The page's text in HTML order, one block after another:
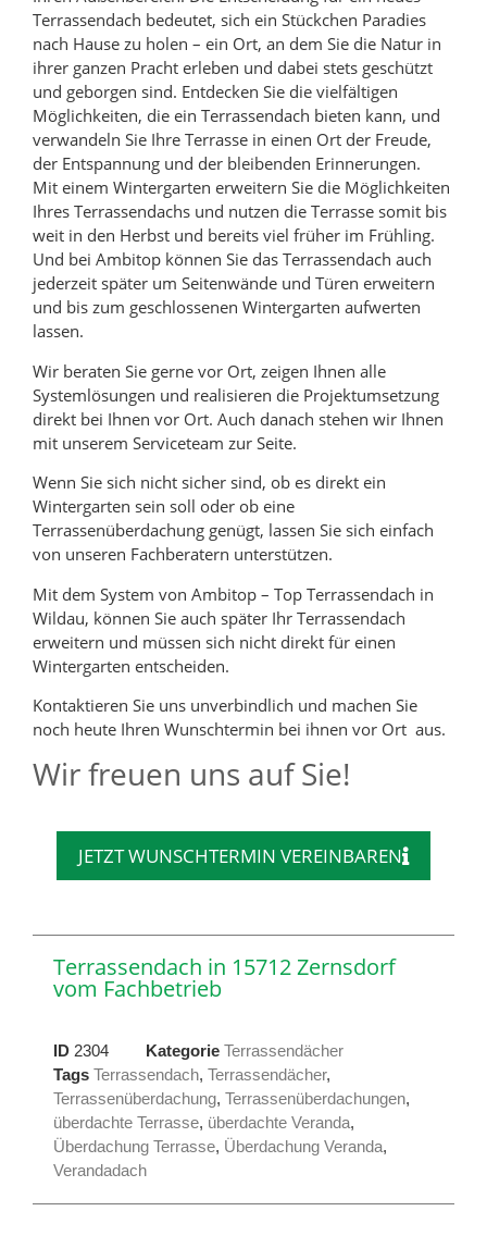
Terrassendach bedeutet, sich ein Stückchen Paradies
nach Hause zu holen – ein Ort, an dem Sie die Natur in
ihrer ganzen Pracht erleben und dabei stets geschützt
und geborgen sind. Entdecken Sie die vielfältigen
Möglichkeiten, die ein Terrassendach bieten kann, und
verwandeln Sie Ihre Terrasse in einen Ort der Freude,
der Entspannung und der bleibenden Erinnerungen.
Mit einem Wintergarten erweitern Sie die Möglichkeiten
Ihres Terrassendachs und nutzen die Terrasse somit bis
weit in den Herbst und bereits viel früher im Frühling.
Und bei Ambitop können Sie das Terrassendach auch
jederzeit später um Seitenwände und Türen erweitern
und bis zum geschlossenen Wintergarten aufwerten
lassen.
Wir beraten Sie gerne vor Ort, zeigen Ihnen alle
Systemlösungen und realisieren die Projektumsetzung
direkt bei Ihnen vor Ort. Auch danach stehen wir Ihnen
mit unserem Serviceteam zur Seite.
Wenn Sie sich nicht sicher sind, ob es direkt ein
Wintergarten sein soll oder ob eine
Terrassenüberdachung genügt, lassen Sie sich einfach
von unseren Fachberatern unterstützen.
Mit dem System von Ambitop – Top Terrassendach in
Wildau, können Sie auch später Ihr Terrassendach
erweitern und müssen sich nicht direkt für einen
Wintergarten entscheiden.
Kontaktieren Sie uns unverbindlich und machen Sie
noch heute Ihren Wunschtermin bei ihnen vor Ort aus.
Wir freuen uns auf Sie!
JETZT WUNSCHTERMIN VEREINBAREN
Terrassendach in 15712 Zernsdorf
vom Fachbetrieb
ID 2304 Kategorie Terrassendächer
Tags Terrassendach, Terrassendächer,
Terrassenüberdachung, Terrassenüberdachungen,
überdachte Terrasse, überdachte Veranda,
Überdachung Terrasse, Überdachung Veranda,
Verandadach